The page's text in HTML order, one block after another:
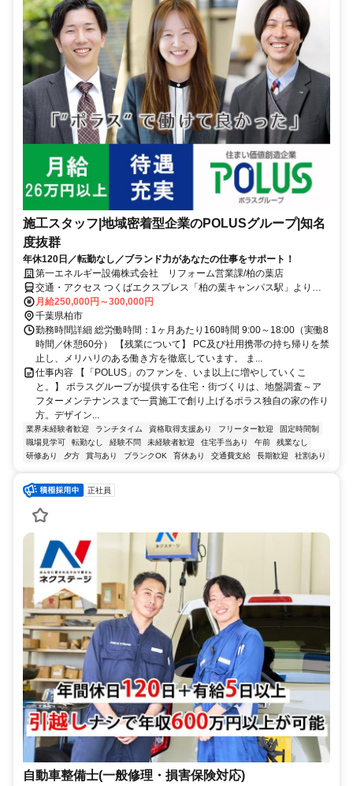
施工スタッフ|地域密着型企業のPOLUSグループ|知名
度抜群
年休120日／転勤なし／ブランド力があなたの仕事をサポート！
第一エネルギー設備株式会社 リフォーム営業課/柏の葉店
交通・アクセス つくばエクスプレス「柏の葉キャンパス駅」より徒
歩7分
月給250,000円～300,000円
千葉県柏市
勤務時間詳細 総労働時間：1ヶ月あたり160時間 9:00～18:00（実働8
時間／休憩60分） 【残業について】 PC及び社用携帯の持ち帰りを禁
止し、メリハリのある働き方を徹底しています。 ま...
仕事内容 【「POLUS」のファンを、いま以上に増やしていくこ
と。】 ポラスグループが提供する住宅・街づくりは、地盤調査～ア
フターメンテナンスまで一貫施工で創り上げるポラス独自の家の作り
方。デザイン...
業界未経験者歓迎 ランチタイム 資格取得支援あり フリーター歓迎
固定時間制
職場見学可
転勤なし 経験不問 未経験者歓迎 住宅手当あり 午前
残業なし
研修あり
夕方 賞与あり ブランクOK 育休あり 交通費支給 長期歓迎 社割あり
正社員
自動車整備士(一般修理・損害保険対応)